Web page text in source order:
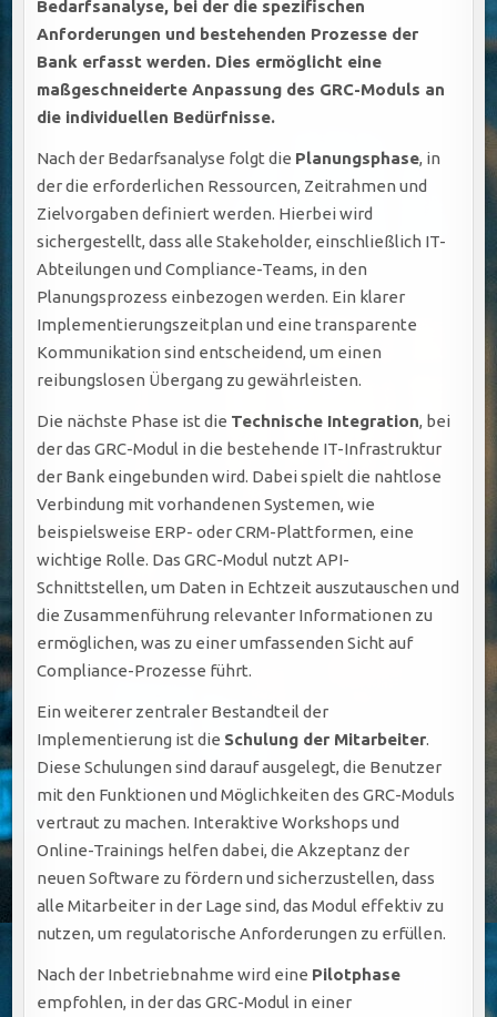
Bedarfsanalyse, bei der die spezifischen
Anforderungen und bestehenden Prozesse der
Bank erfasst werden. Dies ermöglicht eine
maßgeschneiderte Anpassung des GRC-Moduls an
die individuellen Bedürfnisse.
Nach der Bedarfsanalyse folgt die Planungsphase, in
der die erforderlichen Ressourcen, Zeitrahmen und
Zielvorgaben definiert werden. Hierbei wird
sichergestellt, dass alle Stakeholder, einschließlich IT-
Abteilungen und Compliance-Teams, in den
Planungsprozess einbezogen werden. Ein klarer
Implementierungszeitplan und eine transparente
Kommunikation sind entscheidend, um einen
reibungslosen Übergang zu gewährleisten.
Die nächste Phase ist die Technische Integration, bei
der das GRC-Modul in die bestehende IT-Infrastruktur
der Bank eingebunden wird. Dabei spielt die nahtlose
Verbindung mit vorhandenen Systemen, wie
beispielsweise ERP- oder CRM-Plattformen, eine
wichtige Rolle. Das GRC-Modul nutzt API-
Schnittstellen, um Daten in Echtzeit auszutauschen und
die Zusammenführung relevanter Informationen zu
ermöglichen, was zu einer umfassenden Sicht auf
Compliance-Prozesse führt.
Ein weiterer zentraler Bestandteil der
Implementierung ist die Schulung der Mitarbeiter.
Diese Schulungen sind darauf ausgelegt, die Benutzer
mit den Funktionen und Möglichkeiten des GRC-Moduls
vertraut zu machen. Interaktive Workshops und
Online-Trainings helfen dabei, die Akzeptanz der
neuen Software zu fördern und sicherzustellen, dass
alle Mitarbeiter in der Lage sind, das Modul effektiv zu
nutzen, um regulatorische Anforderungen zu erfüllen.
Nach der Inbetriebnahme wird eine Pilotphase
empfohlen, in der das GRC-Modul in einer